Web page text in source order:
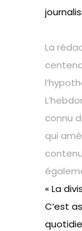
La
connu
qui
« La
C’est